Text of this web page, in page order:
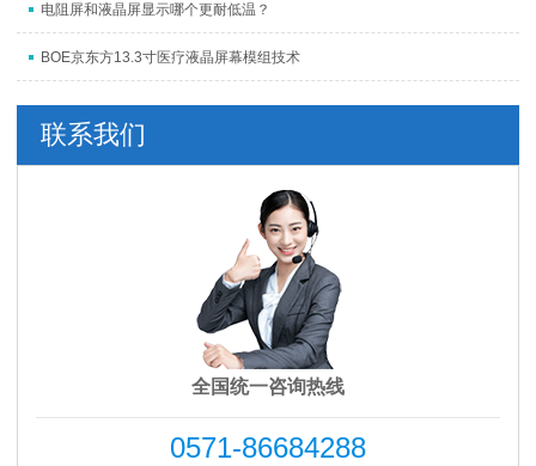
电阻屏和液晶屏显示哪个更耐低温？
BOE京东方13.3寸医疗液晶屏幕模组技术
联系我们
全国统一咨询热线
0571-86684288